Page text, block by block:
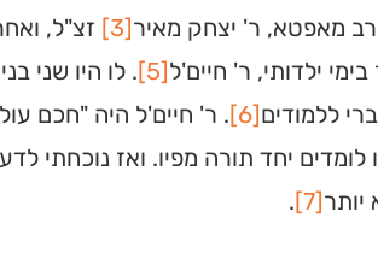
מאפטא, ר' יצחק מאיר[3] זצ"ל,
ילדותי, ר' חיים'ל[5]
. לו היו שני
ללמודים[6]
. ר' חיים'ל היה "חכם
יחד תורה מפיו. ואז נוכחתי
יותר[7]
.